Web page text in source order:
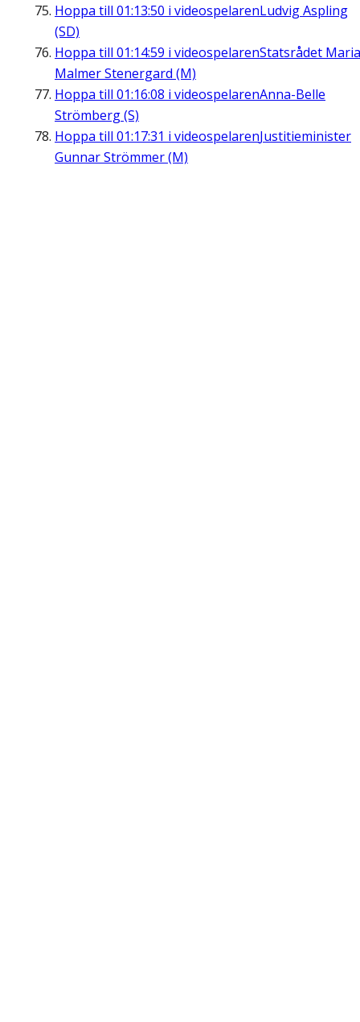
Hoppa till 01:13:50 i videospelarenLudvig Aspling
(SD)
Hoppa till 01:14:59 i videospelarenStatsrådet Maria
Malmer Stenergard (M)
Hoppa till 01:16:08 i videospelarenAnna-Belle
Strömberg (S)
Hoppa till 01:17:31 i videospelarenJustitieminister
Gunnar Strömmer (M)